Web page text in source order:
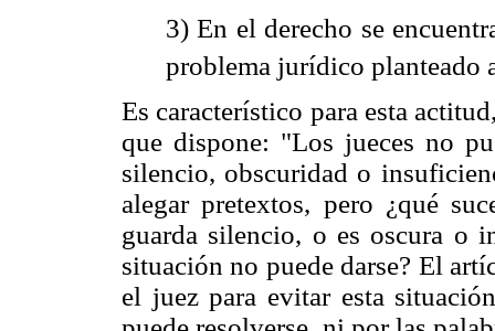
3) En el derecho se
problema jurídico planteado
Es característico para esta
que dispone: "Los jueces no
silencio, obscuridad o
alegar pretextos, pero ¿qué
guarda silencio, o es oscura o
situación no puede darse? El
el juez para evitar esta